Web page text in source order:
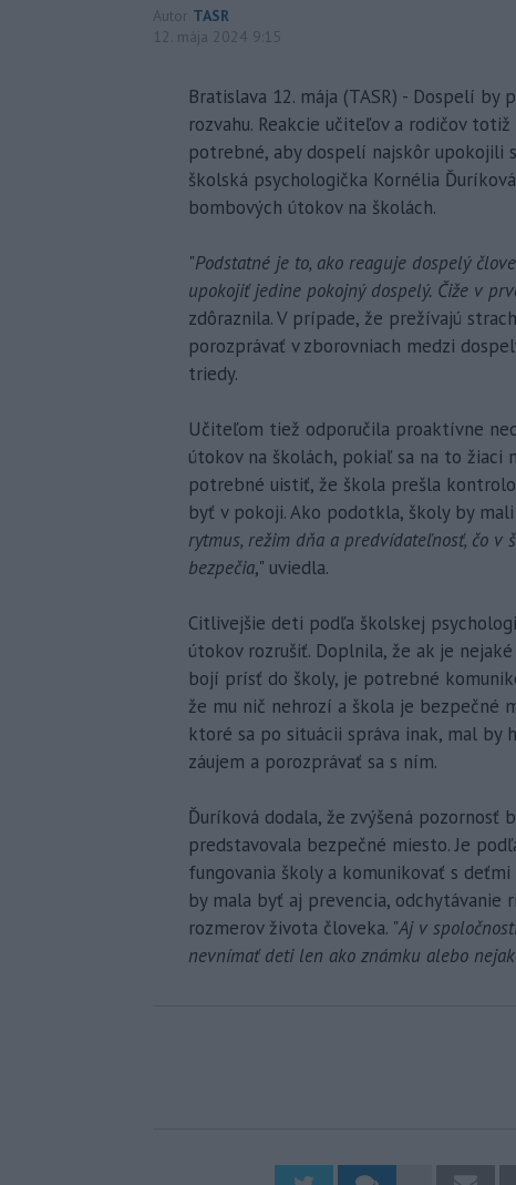
Autor TASR
12. mája 2024 9:15
Bratislava 12. mája (TASR) - Dospelí
rozvahu. Reakcie učiteľov a rodičov
potrebné, aby dospelí najskôr upokojili
školská psychologička Kornélia
bombových útokov na školách.
"Podstatné je to, ako reaguje dospelý
upokojiť jedine pokojný dospelý. Čiže v
zdôraznila. V prípade, že prežívajú
porozprávať v zborovniach medzi
triedy.
Učiteľom tiež odporučila proaktívne
útokov na školách, pokiaľ sa na to žiaci
potrebné uistiť, že škola prešla
byť v pokoji. Ako podotkla, školy by
rytmus, režim dňa a predvídateľnosť, čo
bezpečia," uviedla.
Citlivejšie deti podľa školskej
útokov rozrušiť. Doplnila, že ak je
bojí prísť do školy, je potrebné
že mu nič nehrozí a škola je bezpečné
ktoré sa po situácii správa inak, mal
záujem a porozprávať sa s ním.
Ďuríková dodala, že zvýšená pozornosť
predstavovala bezpečné miesto. Je
fungovania školy a komunikovať s
by mala byť aj prevencia,
rozmerov života človeka. "Aj v
nevnímať deti len ako známku alebo